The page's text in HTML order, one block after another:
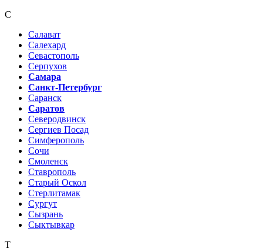
С
Салават
Салехард
Севастополь
Серпухов
Самара
Санкт-Петербург
Саранск
Саратов
Северодвинск
Сергиев Посад
Симферополь
Сочи
Смоленск
Ставрополь
Старый Оскол
Стерлитамак
Сургут
Сызрань
Сыктывкар
Т